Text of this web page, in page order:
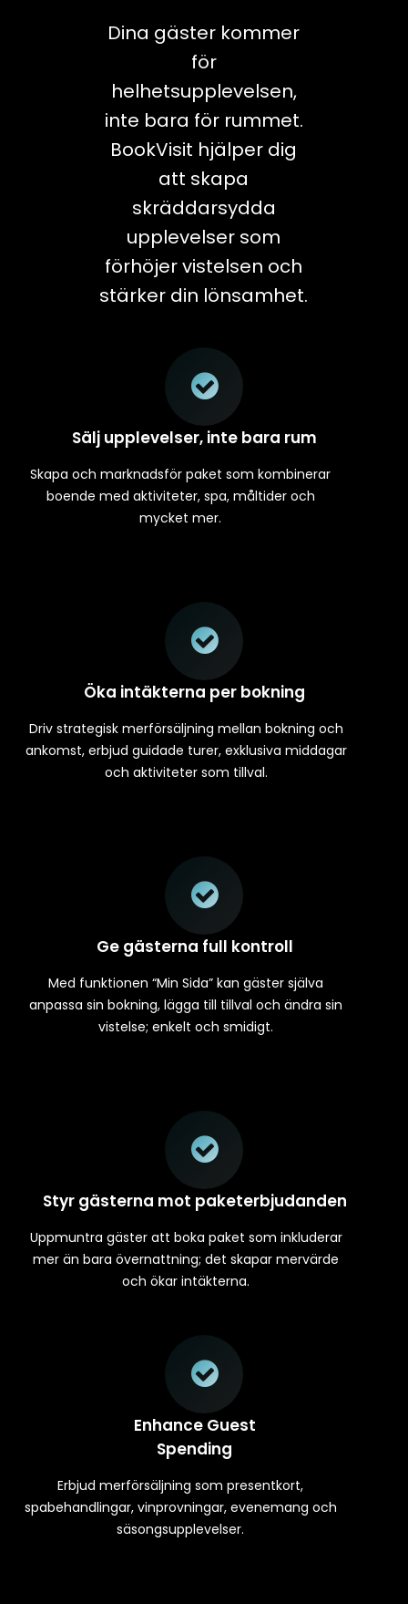
Dina gäster kommer
för
helhetsupplevelsen,
inte bara för rummet.
BookVisit hjälper dig
att skapa
skräddarsydda
upplevelser som
förhöjer vistelsen och
stärker din lönsamhet.
Sälj upplevelser, inte bara rum
Skapa och marknadsför paket som kombinerar
boende med aktiviteter, spa, måltider och
mycket mer.
Öka intäkterna per bokning
Driv strategisk merförsäljning mellan bokning och
ankomst, erbjud guidade turer, exklusiva middagar
och aktiviteter som tillval.
Ge gästerna full kontroll
Med funktionen “Min Sida” kan gäster själva
anpassa sin bokning, lägga till tillval och ändra sin
vistelse; enkelt och smidigt.
Styr gästerna mot paketerbjudanden
Uppmuntra gäster att boka paket som inkluderar
mer än bara övernattning; det skapar mervärde
och ökar intäkterna.
Enhance Guest
Spending
Erbjud merförsäljning som presentkort,
spabehandlingar, vinprovningar, evenemang och
säsongsupplevelser.